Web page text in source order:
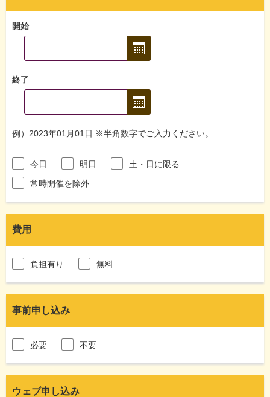
開始
終了
例）2023年01月01日 ※半角数字でご入力ください。
今日 明日
土・日に限る
常時開催を除外
費用
負担有り 無料
事前申し込み
必要 不要
ウェブ申し込み